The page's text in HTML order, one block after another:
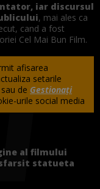
iar discursul
, mai ales ca
cand a fost
Cel Mai Bun Film.
afisarea
setarile
de Gestionați
urile social media
al filmului
sfarsit statueta